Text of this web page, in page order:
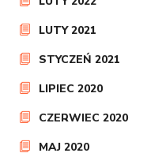
LUTY 2021
STYCZEŃ 2021
LIPIEC 2020
CZERWIEC 2020
MAJ 2020